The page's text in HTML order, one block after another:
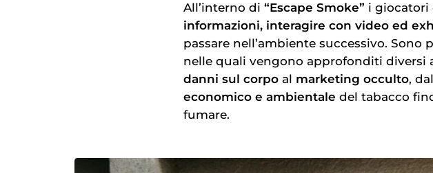
All’interno di “Escape Smoke” i giocatori
informazioni, interagire con video ed
passare nell’ambiente successivo. Sono
nelle quali vengono approfonditi diversi
danni sul corpo al marketing occulto,
economico e ambientale del tabacco
fumare.